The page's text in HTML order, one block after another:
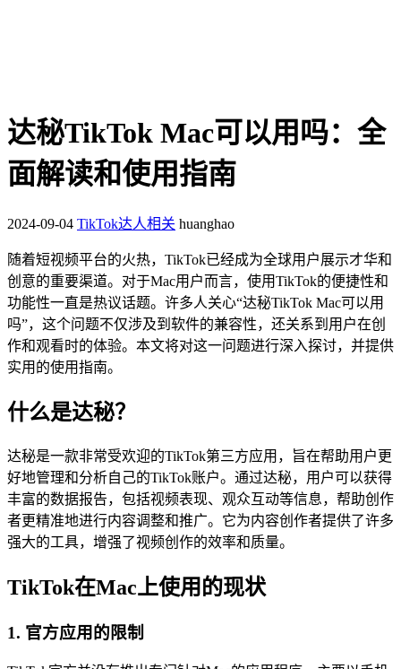
达秘TikTok Mac可以用吗：全
面解读和使用指南
2024-09-04 TikTok达人相关 huanghao
随着短视频平台的火热，TikTok已经成为全球用户展示才华和
创意的重要渠道。对于Mac用户而言，使用TikTok的便捷性和
功能性一直是热议话题。许多人关心“达秘TikTok Mac可以用
吗”，这个问题不仅涉及到软件的兼容性，还关系到用户在创
作和观看时的体验。本文将对这一问题进行深入探讨，并提供
实用的使用指南。
什么是达秘？
达秘是一款非常受欢迎的TikTok第三方应用，旨在帮助用户更
好地管理和分析自己的TikTok账户。通过达秘，用户可以获得
丰富的数据报告，包括视频表现、观众互动等信息，帮助创作
者更精准地进行内容调整和推广。它为内容创作者提供了许多
强大的工具，增强了视频创作的效率和质量。
TikTok在Mac上使用的现状
1. 官方应用的限制